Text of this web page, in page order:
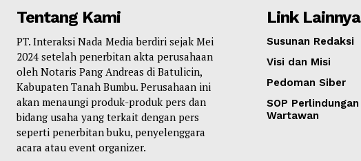
Tentang Kami
PT. Interaksi Nada Media berdiri sejak Mei
2024 setelah penerbitan akta perusahaan
oleh Notaris Pang Andreas di Batulicin,
Kabupaten Tanah Bumbu. Perusahaan ini
akan menaungi produk-produk pers dan
bidang usaha yang terkait dengan pers
seperti penerbitan buku, penyelenggara
acara atau event organizer.
Link Lainnya
Susunan Redaksi
Visi dan Misi
Pedoman Siber
SOP Perlindungan
Wartawan